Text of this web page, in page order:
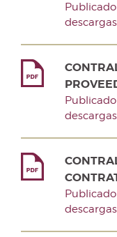
descargas
descargas
descargas